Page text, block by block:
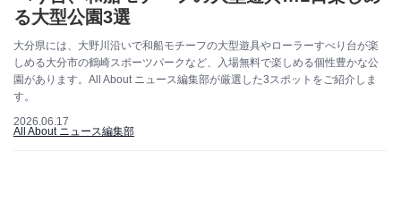
る大型公園3選
大分県には、大野川沿いで和船モチーフの大型遊具やローラーすべり台が楽
しめる大分市の鶴崎スポーツパークなど、入場無料で楽しめる個性豊かな公
園があります。All About ニュース編集部が厳選した3スポットをご紹介しま
す。
2026.06.17
All About ニュース編集部